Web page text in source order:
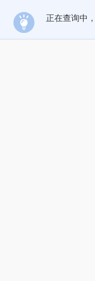
正在查询中